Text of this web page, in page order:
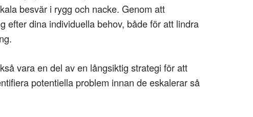
besvär i rygg och nacke. Genom att
efter dina individuella behov, både för att lindra
vara en del av en långsiktig strategi för att
potentiella problem innan de eskalerar så